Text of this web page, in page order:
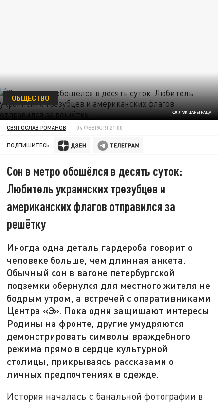
КОЛЛАЖ ЦАРЬГРАДА
ОБЩЕСТВО
СВЯТОСЛАВ РОМАНОВ 04 ФЕВРАЛЯ 21:00
ПОДПИШИТЕСЬ:
Сон в метро обошёлся в десять суток:
Любитель украинских трезубцев и
американских флагов отправился за
решётку
Иногда одна деталь гардероба говорит о
человеке больше, чем длинная анкета.
Обычный сон в вагоне петербургской
подземки обернулся для местного жителя не
бодрым утром, а встречей с оперативниками
Центра «Э». Пока одни защищают интересы
Родины на фронте, другие умудряются
демонстрировать символы враждебного
режима прямо в сердце культурной
столицы, прикрываясь рассказами о
личных предпочтениях в одежде.
История началась с банальной фотографии в